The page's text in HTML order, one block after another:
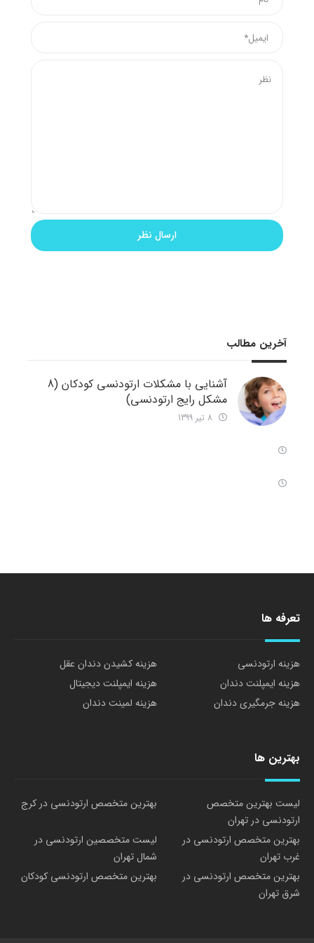
آخرین مطالب
آشنایی با مشکلات ارتودنسی کودکان (8
مشکل رایج ارتودنسی)
تعرفه ها
هزینه ارتودنسی
هزینه کشیدن دندان عقل
هزینه ایمپلنت دندان
هزینه ایمپلنت دیجیتال
هزینه جرمگیری دندان
هزینه لمینت دندان
بهترین ها
لیست بهترین متخصص
ارتودنسی در تهران
بهترین متخصص ارتودنسی در کرج
بهترین متخصص ارتودنسی در
غرب تهران
لیست متخصصین ارتودنسی در
شمال تهران
بهترین متخصص ارتودنسی در
شرق تهران
بهترین متخصص ارتودنسی کودکان